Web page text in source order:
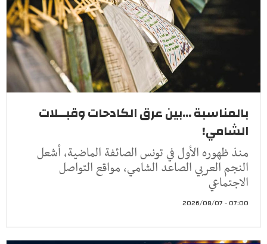
بالمناسبة ...بين عرق الكادحات وقبــلات
الشامي!
منذ ظهوره الأول في تونس الصائفة الماضية، أشعل
النجم العربي الصاعد الشامي، مواقع التواصل
الاجتماعي
07:00 - 2026/08/07